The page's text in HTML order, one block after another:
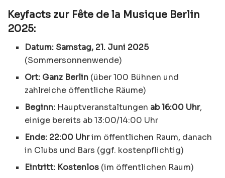
Keyfacts zur Fête de la Musique Berlin
2025:
Datum: Samstag, 21. Juni 2025
(Sommersonnenwende)
Ort: Ganz Berlin (über 100 Bühnen und
zahlreiche öffentliche Räume)
Beginn: Hauptveranstaltungen ab 16:00 Uhr,
einige bereits ab 13:00/14:00 Uhr
Ende: 22:00 Uhrim öffentlichen Raum, danach
in Clubs und Bars (ggf. kostenpflichtig)
Eintritt: Kostenlos (im öffentlichen Raum)